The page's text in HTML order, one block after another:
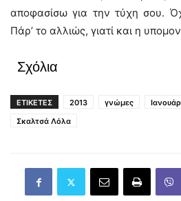
αποφασίσω για την τύχη σου.
Πάρ’ το αλλιώς, γιατί και η
Σχόλια
ΕΤΙΚΕΤΕΣ 2013 γνώμες
Σκαλτσά Λόλα